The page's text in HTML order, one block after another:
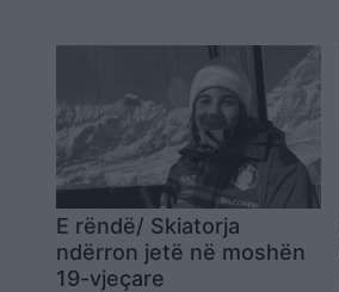
E rëndë/ Skiatorja
ndërron jetë në moshën
19-vjeçare